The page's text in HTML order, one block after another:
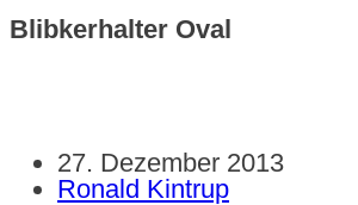
Blibkerhalter Oval
27. Dezember 2013
Ronald Kintrup